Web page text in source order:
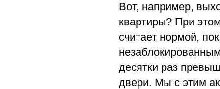
Вот, например,
квартиры? При
считает нормой,
десятки раз
двери. Мы с этим